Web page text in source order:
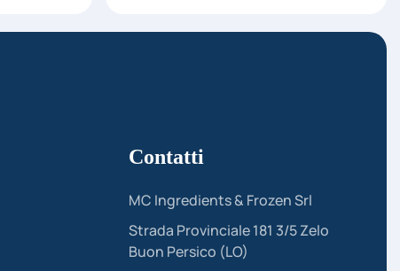
Contatti
MC Ingredients & Frozen Srl
Strada Provinciale 181 3/5 Zelo
Buon Persico (LO)